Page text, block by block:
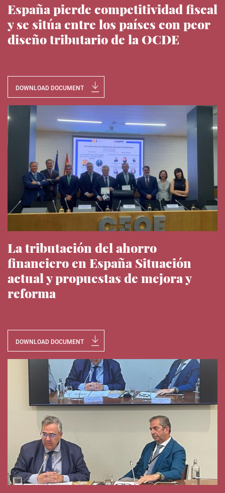
España pierde competitividad fiscal
y se sitúa entre los países con peor
diseño tributario de la OCDE
DOWNLOAD DOCUMENT
La tributación del ahorro
financiero en España Situación
actual y propuestas de mejora y
reforma
DOWNLOAD DOCUMENT